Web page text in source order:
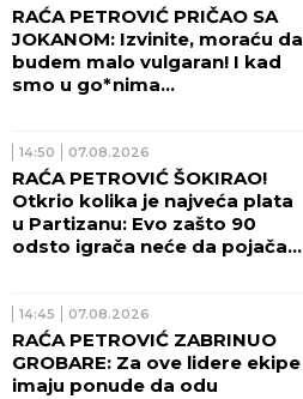
RAĆA PETROVIĆ PRIČAO SA
JOKANOM: Izvinite, moraću da
budem malo vulgaran! I kad
smo u go*nima...
14:50 07.08.2026
RAĆA PETROVIĆ ŠOKIRAO!
Otkrio kolika je najveća plata
u Partizanu: Evo zašto 90
odsto igrača neće da pojača
14:45 07.08.2026
RAĆA PETROVIĆ ZABRINUO
GROBARE: Za ove lidere ekipe
imaju ponude da odu